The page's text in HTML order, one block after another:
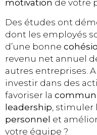
motivation de votre
Des études ont
dont les employés
d’une bonne
revenu net annuel
autres entreprises.
investir dans des
favoriser la
leadership , stimuler
personnel et
votre équipe ?